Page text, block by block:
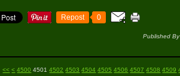
Repost 0
Published
<< < 4500 4501 4502 4503 4504 4505 4506 4507 4508 4509